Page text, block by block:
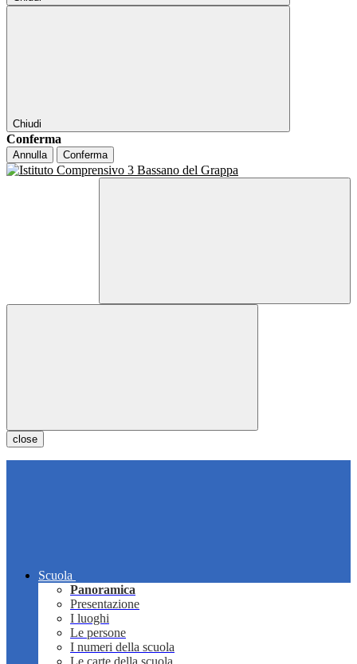
Chiudi
Conferma
Annulla Conferma
close
Scuola
Panoramica
Presentazione
I luoghi
Le persone
I numeri della scuola